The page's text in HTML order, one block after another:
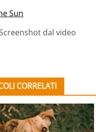
Sun
dal video
CORRELATI